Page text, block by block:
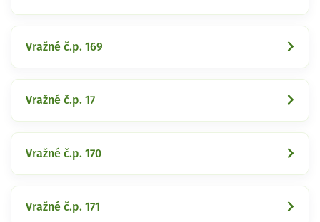
Vražné č.p. 169
Vražné č.p. 17
Vražné č.p. 170
Vražné č.p. 171